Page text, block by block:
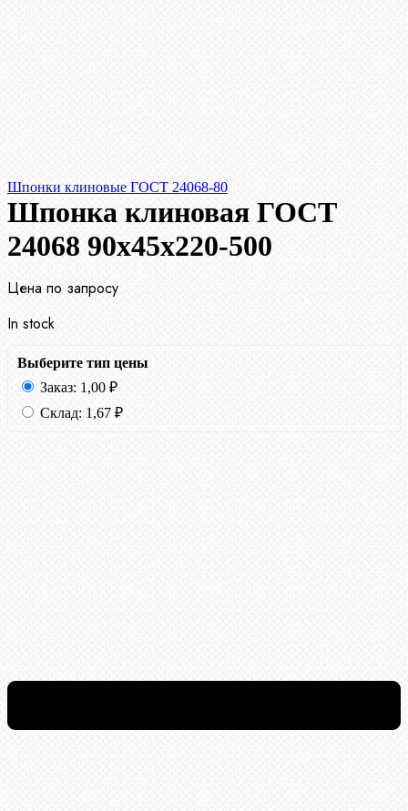
Шпонки клиновые ГОСТ 24068-80
Шпонка клиновая ГОСТ
24068 90х45х220-500
Цена по запросу
In stock
Выберите тип цены
Заказ: 1,00 ₽
Склад: 1,67 ₽